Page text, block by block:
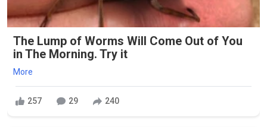
The Lump of Worms Will Come Out of You
in The Morning. Try it
More
257 29 240